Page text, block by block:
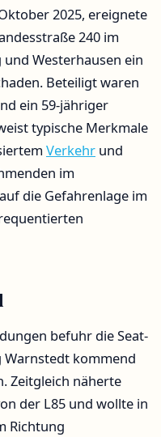
2025, ereignete
240 im
Westerhausen ein
Beteiligt waren
ein 59-jähriger
typische Merkmale
Verkehr und
im
die Gefahrenlage im
befuhr die Seat-
Warnstedt kommend
Zeitgleich näherte
der L85 und wollte in
Richtung